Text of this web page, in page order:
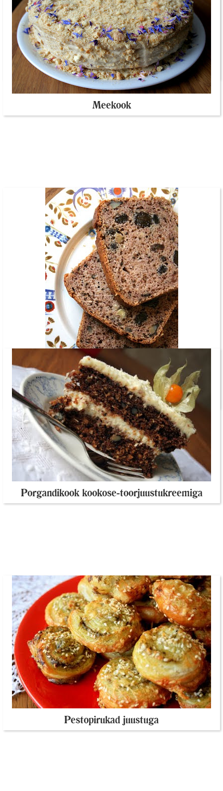
Piparkoogitaigen ja piparkoogivahvlid
Meekook
Nigella Lawsoni banaanikeeks rummiga
Porgandikook kookose-toorjuustukreemiga
Pestopirukad juustuga